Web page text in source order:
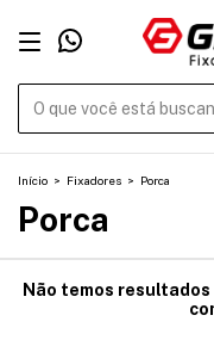
Início > Fixadores > Porca
Porca
Não temos